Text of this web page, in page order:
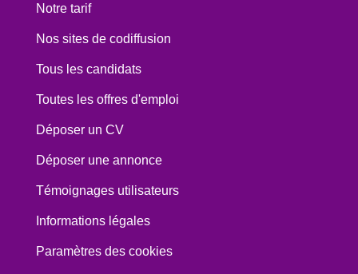
Notre tarif
Nos sites de codiffusion
Tous les candidats
Toutes les offres d'emploi
Déposer un CV
Déposer une annonce
Témoignages utilisateurs
Informations légales
Paramètres des cookies